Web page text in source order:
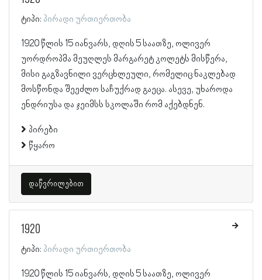
ტიპი: პირადი ურთიერთობა
1920 წლის 15 იანვარს, დღის 5 საათზე, ოლივერ
უორდროპმა მეუღლეს მარგარეტ კოლეტს მისწერა,
მისი გაგზავნილი ვერცხლეული, რომელიც ნაკლებად
მოსწონდა შეეძლო საჩუქრად გაეცა. ასევე, უხაროდა
ენდრიუსა და ჯეიმსს სკოლაში რომ აქებდნენ.
პირები
წყარო
დაწვრილებით
1920
ტიპი: პირადი ურთიერთობა
1920 წლის 15 იანვარს, დღის 5 საათზე, ოლივერ